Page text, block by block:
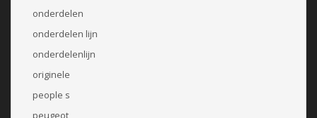
onderdelen
onderdelen lijn
onderdelenlijn
originele
people s
peugeot